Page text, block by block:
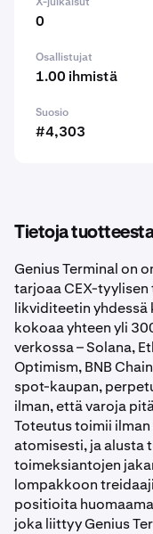
0
Osallistujat
1.00 ihmistä
Suosio
#4,303
Tietoja
Genius Terminal on
tarjoaa CEX-
likviditeetin
kokoaa yhteen yli
verkossa – Solana,
Optimism, BNB
spot-kaupan,
ilman, että varoja
Toteutus toimii
atomisesti, ja alusta
toimeksiantojen
lompakkoon
positioita
joka liittyy Genius